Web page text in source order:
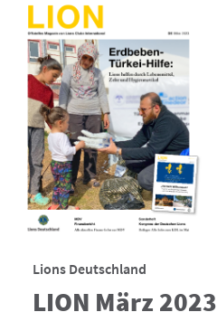
Lions Deutschland
LION März 2023